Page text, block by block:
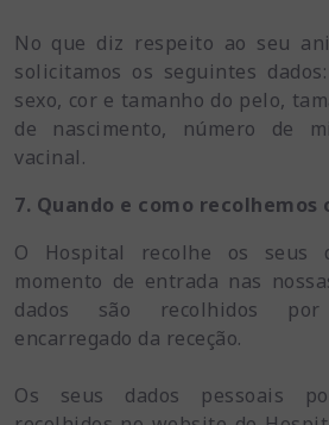
No que diz respeito ao seu
solicitamos os seguintes
sexo, cor e tamanho do pelo,
de nascimento, número de
vacinal.
7. Quando e como recolhemos
O Hospital recolhe os seus
momento de entrada nas
dados são recolhidos
encarregado da receção.
Os seus dados pessoais